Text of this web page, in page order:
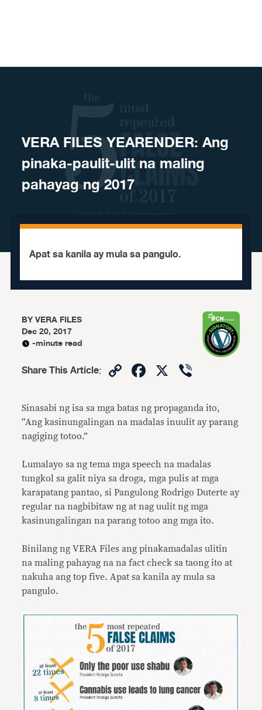
​VERA FILES YEARENDER: Ang
pinaka-paulit-ulit na maling
pahayag ng 2017
Apat sa kanila ay mula sa pangulo.
BYVERA FILES
Dec 20, 2017
-minute read
Share This Article: CopyFacebook
X
Sinasabi ng isa sa mga batas ng propaganda ito,
“Ang kasinungalingan na madalas inuulit ay parang
nagiging totoo.”
Lumalayo sa ng tema mga speech na madalas
tungkol sa galit niya sa droga, mga pulis at mga
karapatang pantao, si Pangulong Rodrigo Duterte ay
regular na nagbibitaw ng at nag uulit ng mga
kasinungalingan na parang totoo ang mga ito.
Binilang ng VERA Files ang pinakamadalas ulitin
na maling pahayag na na fact check sa taong ito at
nakuha ang top five. Apat sa kanila ay mula sa
pangulo.